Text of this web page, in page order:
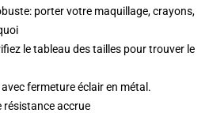
porter votre maquillage, crayons,
le tableau des tailles pour trouver le
fermeture éclair en métal.
résistance accrue